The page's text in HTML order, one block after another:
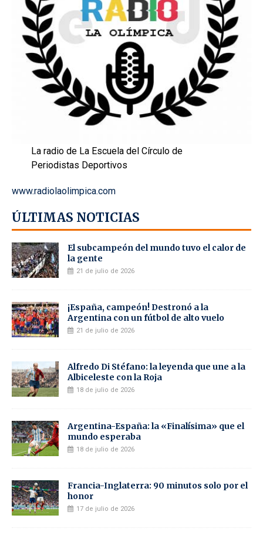
La radio de La Escuela del Círculo de
Periodistas Deportivos
www.radiolaolimpica.com
ÚLTIMAS NOTICIAS
El subcampeón del mundo tuvo el calor de
la gente
21 de julio de 2026
¡España, campeón! Destronó a la
Argentina con un fútbol de alto vuelo
21 de julio de 2026
Alfredo Di Stéfano: la leyenda que une a la
Albiceleste con la Roja
18 de julio de 2026
Argentina-España: la «Finalísima» que el
mundo esperaba
18 de julio de 2026
Francia-Inglaterra: 90 minutos solo por el
honor
17 de julio de 2026